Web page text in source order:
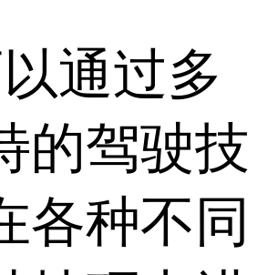
通过多
的驾驶技
各种不同